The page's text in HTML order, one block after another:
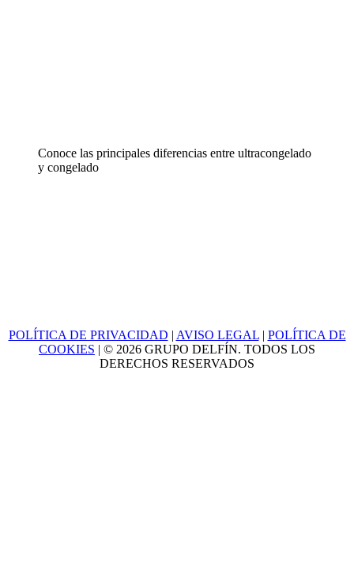
Conoce las principales diferencias entre ultracongelado
y congelado
POLÍTICA DE PRIVACIDAD | AVISO LEGAL| POLÍTICA DE
COOKIES | © 2026 GRUPO DELFÍN. TODOS LOS
DERECHOS RESERVADOS